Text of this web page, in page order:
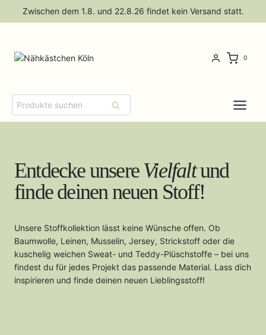
Zwischen dem 1.8. und 22.8.26 findet kein Versand statt.
0
Suchen
nach:
Suchen
Entdecke unsere Vielfaltund
finde deinen neuen Stoff!
Unsere Stoffkollektion lässt keine Wünsche offen. Ob
Baumwolle, Leinen, Musselin, Jersey, Strickstoff oder die
kuschelig weichen Sweat- und Teddy-Plüschstoffe – bei uns
findest du für jedes Projekt das passende Material. Lass dich
inspirieren und finde deinen neuen Lieblingsstoff!